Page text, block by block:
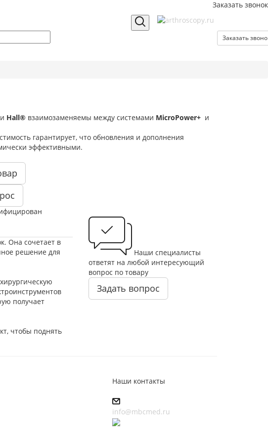
Заказать звонок
Заказать
Hall® взаимозаменяемы между системами MicroPower+ и
гарантирует, что обновления и дополнения
эффективными.
Она сочетает в
решение для
получает
чтобы поднять
Наши специалисты
ответят на любой интересующий
вопрос по товару
Задать вопрос
Наши контакты
info@mbcmed.ru